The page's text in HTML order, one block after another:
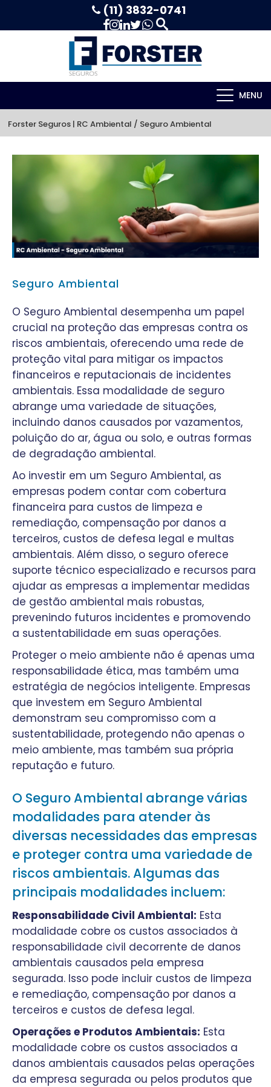
(11) 3832-0741
MENU
Forster Seguros | RC Ambiental / Seguro Ambiental
Seguro Ambiental
O Seguro Ambiental desempenha um papel
crucial na proteção das empresas contra os
riscos ambientais, oferecendo uma rede de
proteção vital para mitigar os impactos
financeiros e reputacionais de incidentes
ambientais. Essa modalidade de seguro
abrange uma variedade de situações,
incluindo danos causados por vazamentos,
poluição do ar, água ou solo, e outras formas
de degradação ambiental.
Ao investir em um Seguro Ambiental, as
empresas podem contar com cobertura
financeira para custos de limpeza e
remediação, compensação por danos a
terceiros, custos de defesa legal e multas
ambientais. Além disso, o seguro oferece
suporte técnico especializado e recursos para
ajudar as empresas a implementar medidas
de gestão ambiental mais robustas,
prevenindo futuros incidentes e promovendo
a sustentabilidade em suas operações.
Proteger o meio ambiente não é apenas uma
responsabilidade ética, mas também uma
estratégia de negócios inteligente. Empresas
que investem em Seguro Ambiental
demonstram seu compromisso com a
sustentabilidade, protegendo não apenas o
meio ambiente, mas também sua própria
reputação e futuro.
O Seguro Ambiental abrange várias
modalidades para atender às
diversas necessidades das empresas
e proteger contra uma variedade de
riscos ambientais. Algumas das
principais modalidades incluem:
Responsabilidade Civil Ambiental: Esta
modalidade cobre os custos associados à
responsabilidade civil decorrente de danos
ambientais causados pela empresa
segurada. Isso pode incluir custos de limpeza
e remediação, compensação por danos a
terceiros e custos de defesa legal.
Operações e Produtos Ambientais: Esta
modalidade cobre os custos associados a
danos ambientais causados pelas operações
da empresa segurada ou pelos produtos que